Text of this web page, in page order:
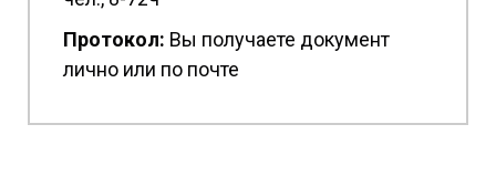
Протокол: Вы получаете документ
лично или по почте